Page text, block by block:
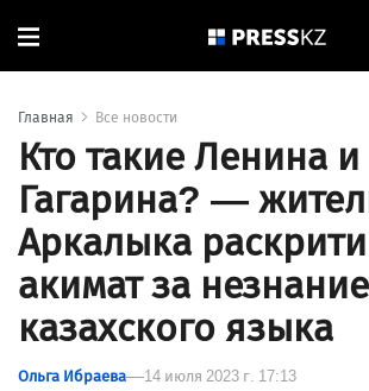
Главная Все новости
Кто такие Ленина и
Гагарина? —
Аркалыка
акимат за незнание
казахского языка
Ольга Ибраева 14 июля 2023 г. 17:13